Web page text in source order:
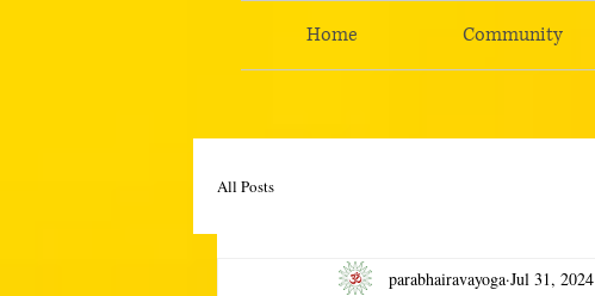
Home Community
All Posts
parabhairavayoga Jul 31, 2024